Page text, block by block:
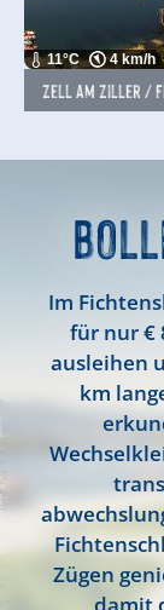
11°C 4 km/h
Zell am Ziller /
Im
für nur€
ausleihen
km
Zügen
damit